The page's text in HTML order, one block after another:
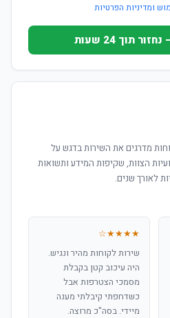
ומדיניות הפרטיות
תוך 24 שעות
מדרגים את השירות בדגש על
הצוות, שקיפות המידע ותשואות
לאורך שנים.
★★★★☆
שירות לקוחות מהיר ונגיש.
היה עיכוב קטן בקבלת
מסמכי הצטרפות אבל
כשדחפתי קיבלתי מענה
מיידי. בסה"כ מרוצה.